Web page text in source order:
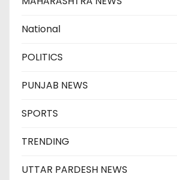
National
POLITICS
PUNJAB NEWS
SPORTS
TRENDING
UTTAR PARDESH NEWS